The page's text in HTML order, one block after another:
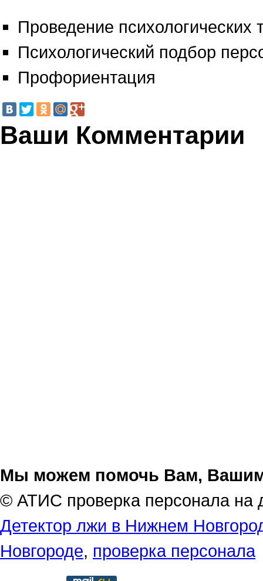
Проведение психологических
Психологический подбор
Профориентация
Ваши Комментарии
Мы можем помочь Вам,
© АТИС проверка персонала на
Детектор лжи в Нижнем
Новгороде, проверка персонала